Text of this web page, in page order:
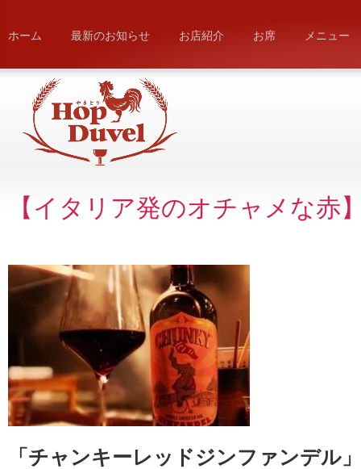
ホーム 最新のお知らせ お店紹介 お席 メニュー
【イタリア発のオチャメな赤
「チャンキーレッドジンファンデル」